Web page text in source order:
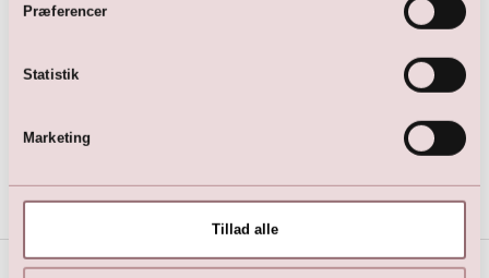
Præferencer
Statistik
Marketing
Tillad alle